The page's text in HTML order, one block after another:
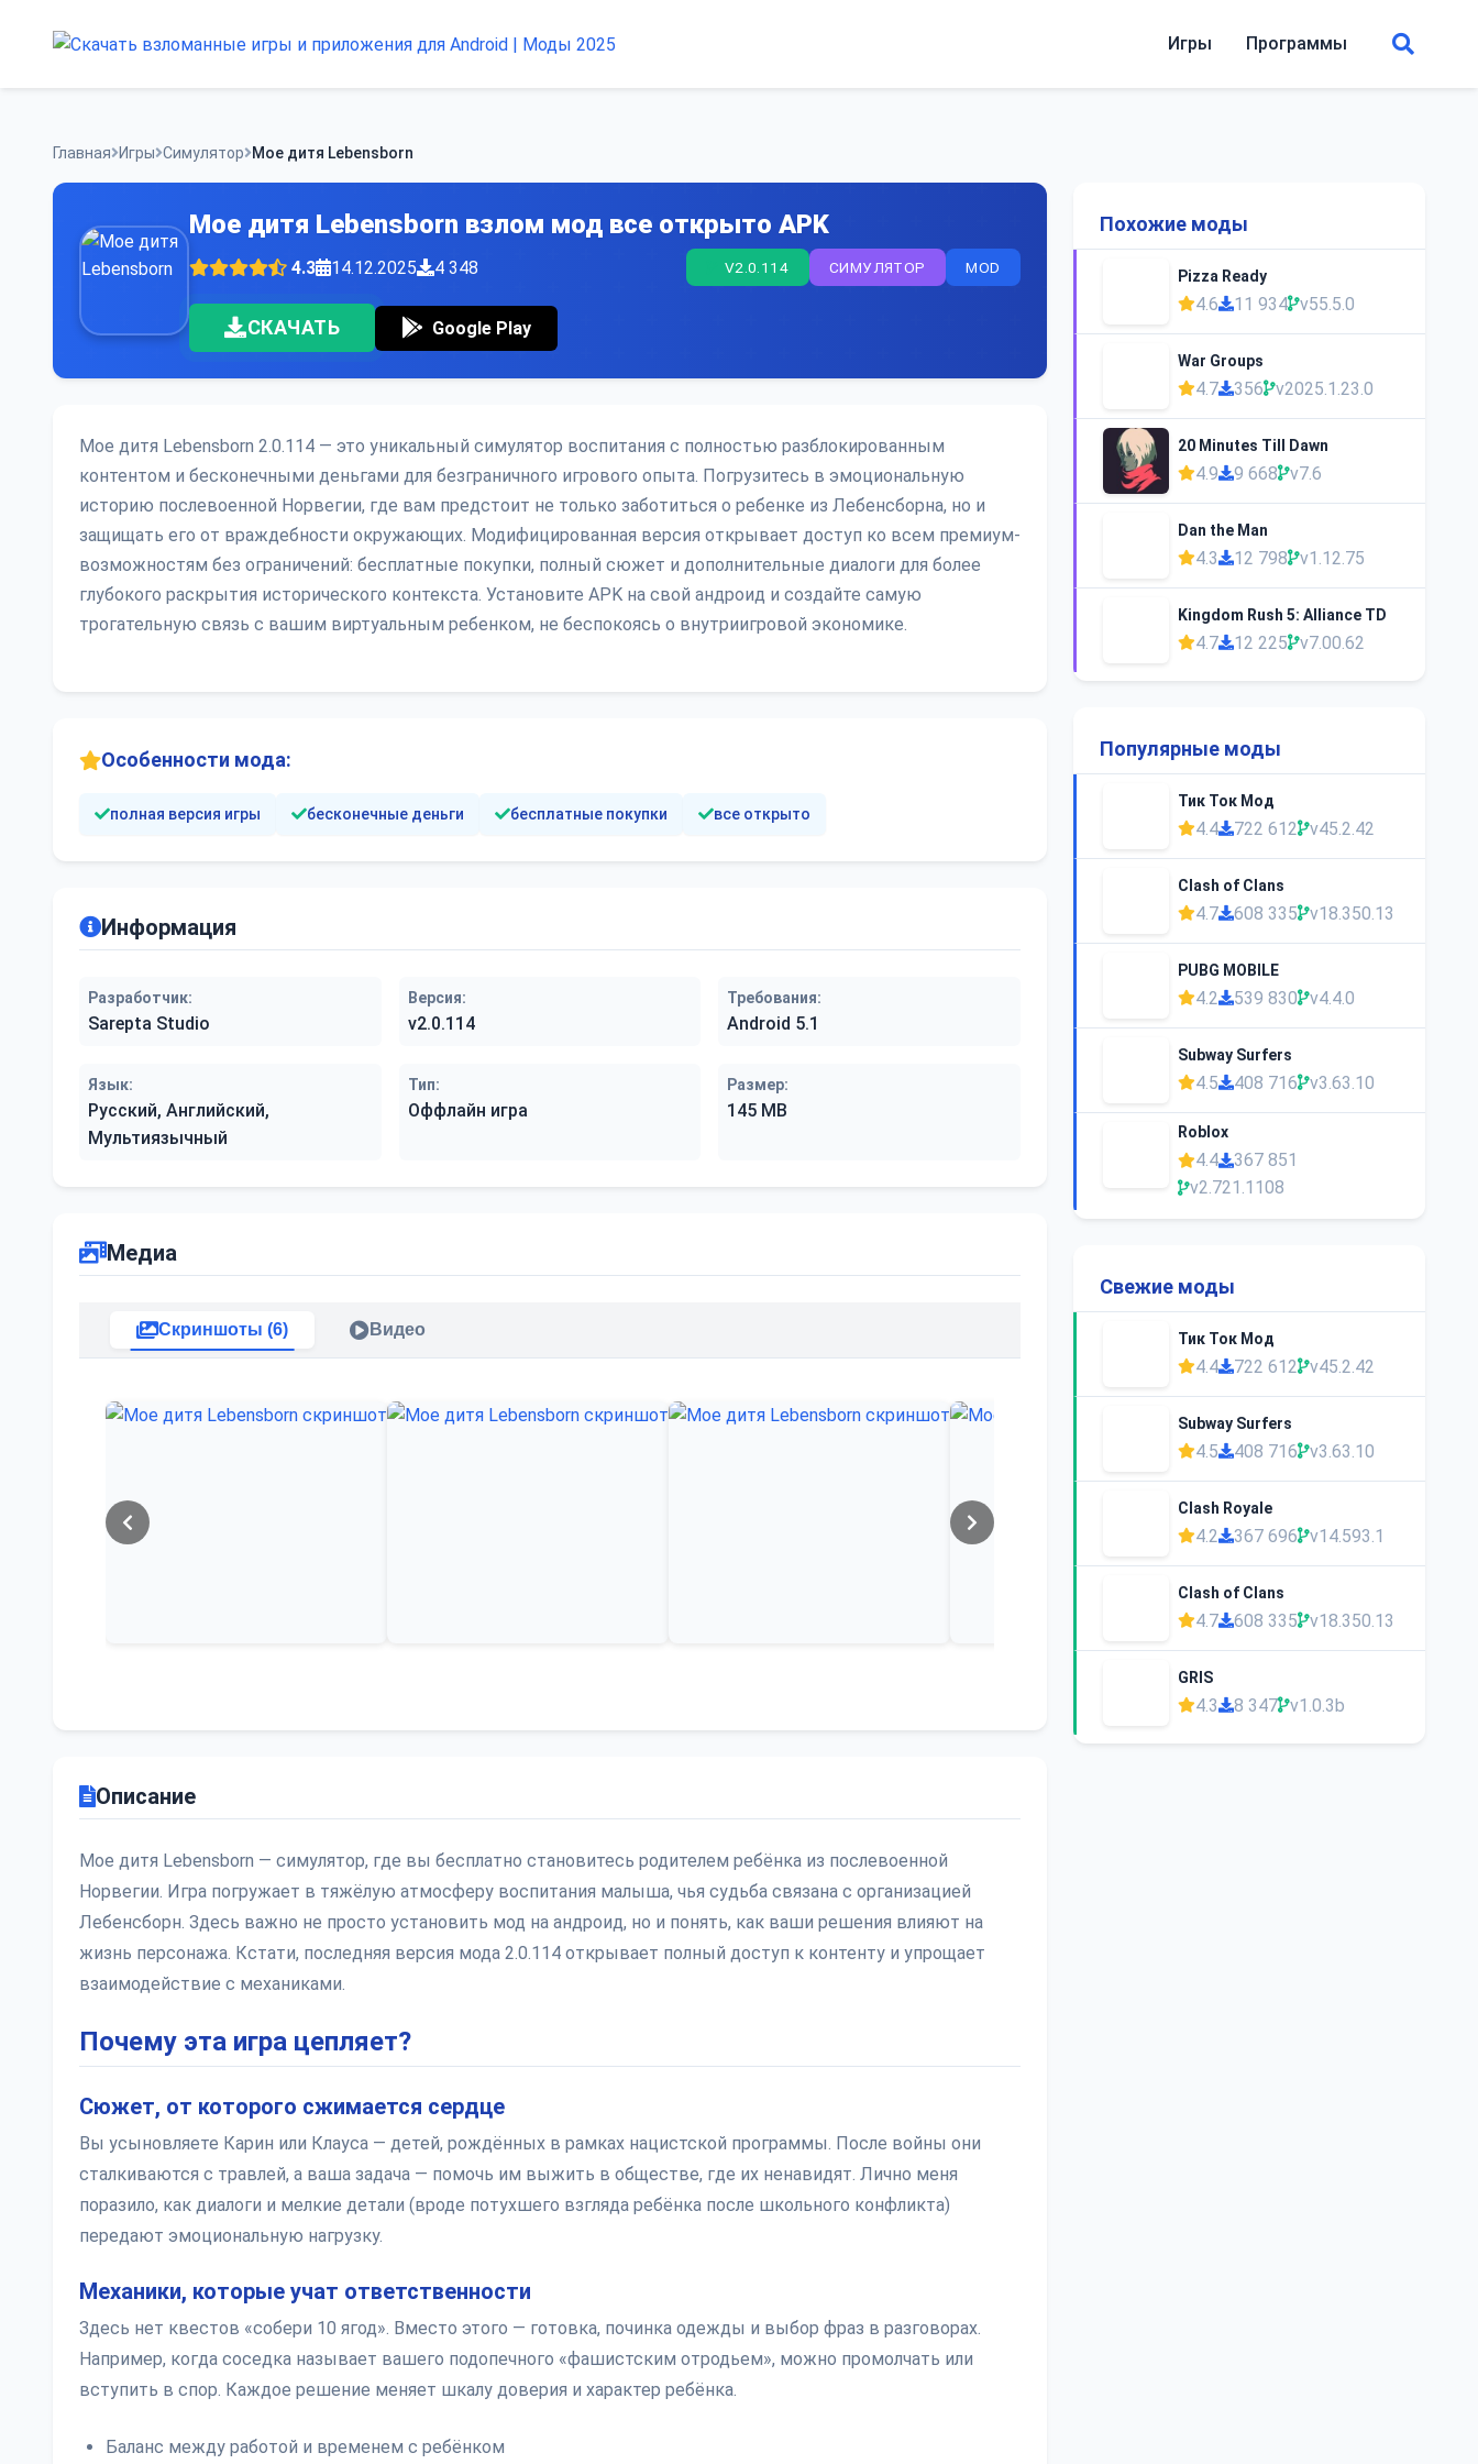
Игры Программы
Главная Игры Симулятор Мое дитя Lebensborn
Мое дитя Lebensborn взлом мод все открыто APK
4.3 14.12.2025 4 348 MOD
СИМУЛЯТОР
V2.0.114
СКАЧАТЬ Google Play
Мое дитя Lebensborn 2.0.114 — это уникальный симулятор воспитания с полностью разблокированным
контентом и бесконечными деньгами для безграничного игрового опыта. Погрузитесь в эмоциональную
историю послевоенной Норвегии, где вам предстоит не только заботиться о ребенке из Лебенсборна, но и
защищать его от враждебности окружающих. Модифицированная версия открывает доступ ко всем премиум-
возможностям без ограничений: бесплатные покупки, полный сюжет и дополнительные диалоги для более
глубокого раскрытия исторического контекста. Установите APK на свой андроид и создайте самую
трогательную связь с вашим виртуальным ребенком, не беспокоясь о внутриигровой экономике.
Особенности мода:
полная версия игры бесконечные деньги бесплатные покупки все открыто
Информация
Разработчик:
Sarepta Studio
Версия:
v2.0.114
Требования:
Android 5.1
Язык:
Русский, Английский,
Мультиязычный
Тип:
Оффлайн игра
Размер:
145 MB
Медиа
Скриншоты (6) Видео
Описание
Мое дитя Lebensborn — симулятор, где вы бесплатно становитесь родителем ребёнка из послевоенной
Норвегии. Игра погружает в тяжёлую атмосферу воспитания малыша, чья судьба связана с организацией
Лебенсборн. Здесь важно не просто установить мод на андроид, но и понять, как ваши решения влияют на
жизнь персонажа. Кстати, последняя версия мода 2.0.114 открывает полный доступ к контенту и упрощает
взаимодействие с механиками.
Почему эта игра цепляет?
Сюжет, от которого сжимается сердце
Вы усыновляете Карин или Клауса — детей, рождённых в рамках нацистской программы. После войны они
сталкиваются с травлей, а ваша задача — помочь им выжить в обществе, где их ненавидят. Лично меня
поразило, как диалоги и мелкие детали (вроде потухшего взгляда ребёнка после школьного конфликта)
передают эмоциональную нагрузку.
Механики, которые учат ответственности
Здесь нет квестов «собери 10 ягод». Вместо этого — готовка, починка одежды и выбор фраз в разговорах.
Например, когда соседка называет вашего подопечного «фашистским отродьем», можно промолчать или
вступить в спор. Каждое решение меняет шкалу доверия и характер ребёнка.
Баланс между работой и временем с ребёнком
Похожие моды
Pizza Ready
4.6 11 934 v55.5.0
War Groups
4.7 356 v2025.1.23.0
20 Minutes Till Dawn
4.9 9 668 v7.6
Dan the Man
4.3 12 798 v1.12.75
Kingdom Rush 5: Alliance TD
4.7 12 225 v7.00.62
Популярные моды
Тик Ток Мод
4.4 722 612 v45.2.42
Clash of Clans
4.7 608 335 v18.350.13
PUBG MOBILE
4.2 539 830 v4.4.0
Subway Surfers
4.5 408 716 v3.63.10
Roblox
4.4
367 851
v2.721.1108
Свежие моды
Тик Ток Мод
4.4 722 612 v45.2.42
Subway Surfers
4.5 408 716 v3.63.10
Clash Royale
4.2 367 696 v14.593.1
Clash of Clans
4.7 608 335 v18.350.13
GRIS
4.3 8 347 v1.0.3b